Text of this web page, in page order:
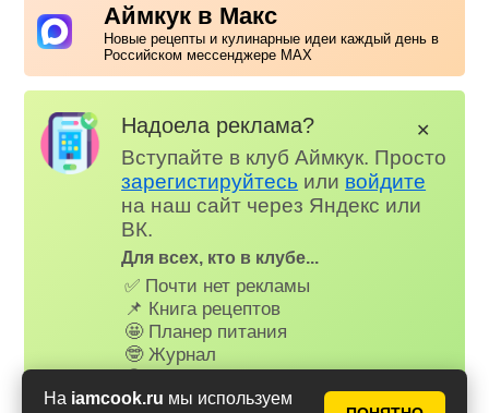
На iamcook.ru мы используем
Аймкук в Макс
Новые рецепты и кулинарные идеи каждый день в
Российском мессенджере MAX
Надоела реклама?
Вступайте в клуб Аймкук. Просто
зарегистируйтесь или войдите
на наш сайт через Яндекс или
ВК.
Для всех, кто в клубе...
✅ Почти нет рекламы
📌 Книга рецептов
🤩 Планер питания
🤓 Журнал
😋 Фотоотчеты
✕